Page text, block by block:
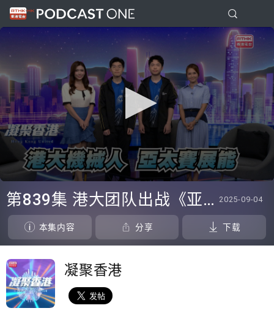
seconds
of
seconds
第839集 港大团队出战《亚太广播联盟机械人大赛2025》，勇夺亚军，今晚由他们介绍研发的机械人！ 2025-09-04
本集内容 分享 下载
凝聚香港